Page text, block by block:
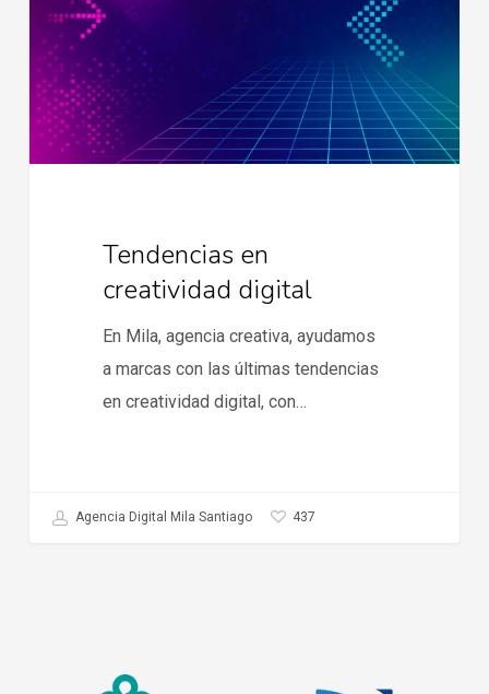
Tendencias en
creatividad digital
En Mila, agencia creativa, ayudamos
a marcas con las últimas tendencias
en creatividad digital, con…
Agencia Digital Mila Santiago 437